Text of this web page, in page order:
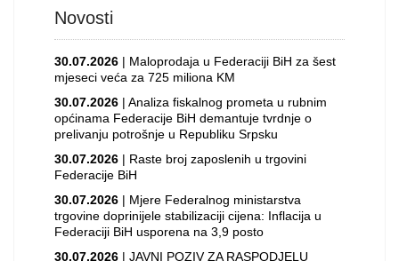
Novosti
30.07.2026 | Maloprodaja u Federaciji BiH za šest
mjeseci veća za 725 miliona KM
30.07.2026 | Analiza fiskalnog prometa u rubnim
općinama Federacije BiH demantuje tvrdnje o
prelivanju potrošnje u Republiku Srpsku
30.07.2026 | Raste broj zaposlenih u trgovini
Federacije BiH
30.07.2026 | Mjere Federalnog ministarstva
trgovine doprinijele stabilizaciji cijena: Inflacija u
Federaciji BiH usporena na 3,9 posto
30.07.2026 | JAVNI POZIV ZA RASPODJELU